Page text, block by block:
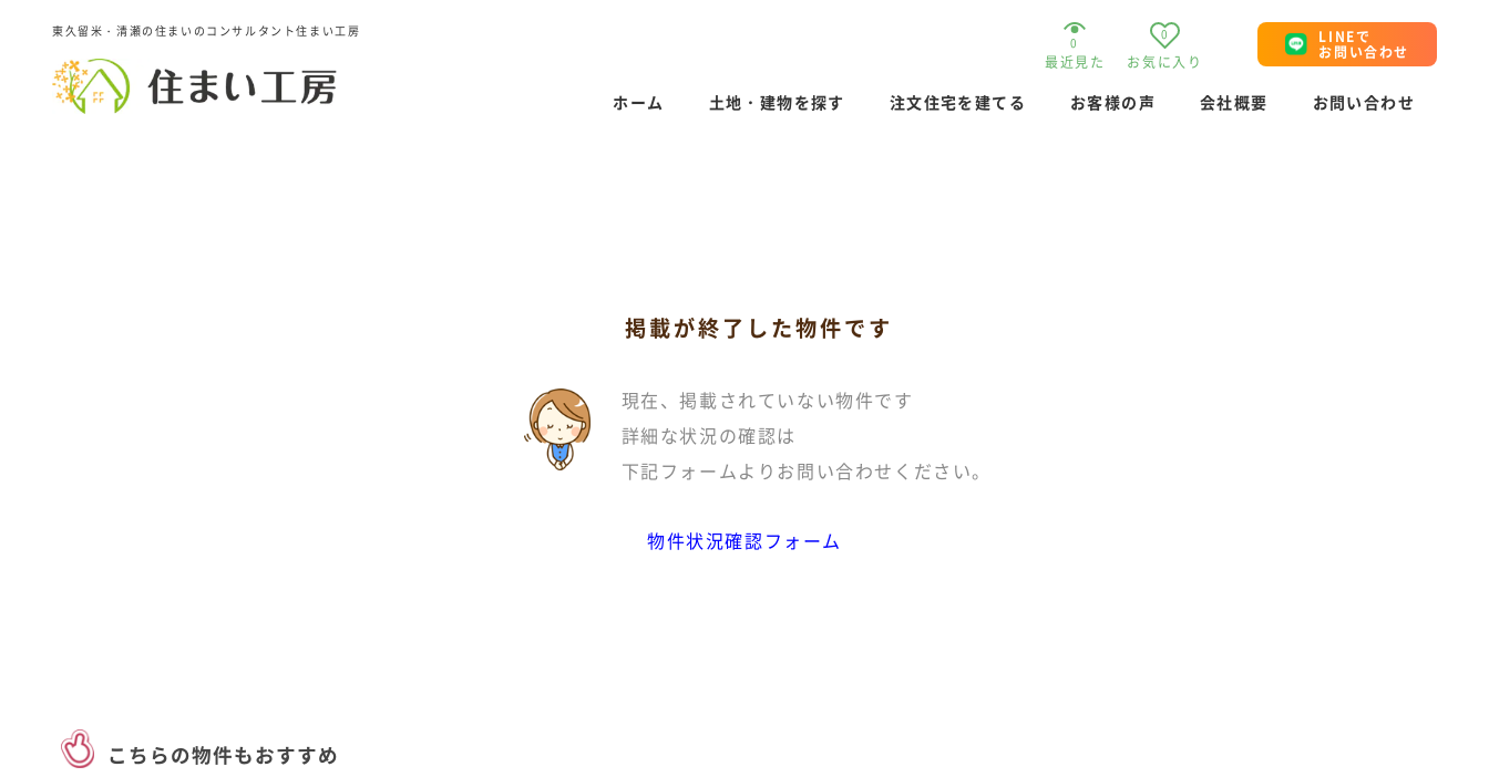
東久留米・清瀬の住まいのコンサルタント住まい工房
0
最近見た
0
お気に入り
LINEで
お問い合わせ
ホーム 土地・建物を探す 注文住宅を建てる お客様の声 会社概要 お問い合わせ
掲載が終了した物件です
現在、掲載されていない物件です
詳細な状況の確認は
下記フォームよりお問い合わせください。
物件状況確認フォーム
こちらの物件もおすすめ